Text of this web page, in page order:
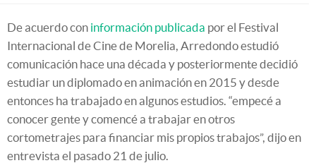
De acuerdo con información publicada por el Festival
Internacional de Cine de Morelia, Arredondo estudió
comunicación hace una década y posteriormente decidió
estudiar un diplomado en animación en 2015 y desde
entonces ha trabajado en algunos estudios. “empecé a
conocer gente y comencé a trabajar en otros
cortometrajes para financiar mis propios trabajos”, dijo en
entrevista el pasado 21 de julio.